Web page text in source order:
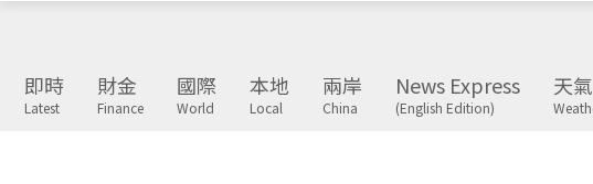
即時
Latest
財金
Finance
國際
World
本地
Local
兩岸
China
News Express
(English Edition)
天氣